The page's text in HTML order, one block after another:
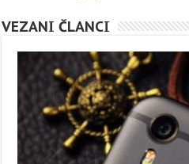
VEZANI ČLANCI